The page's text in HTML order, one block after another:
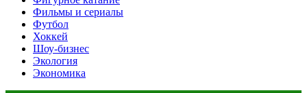
Фильмы и сериалы
Футбол
Хоккей
Шоу-бизнес
Экология
Экономика